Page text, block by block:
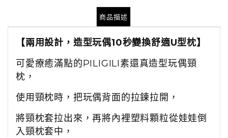
商品描述
【兩用設計，造型玩偶10秒變換舒適U型枕】
可愛療癒滿點的PILIGILI素還真造型玩偶頸
枕，
使用頸枕時， 把玩偶背面的拉鍊拉開，
將頸枕套拉出來，再將內裡塑料顆粒從娃娃倒
入頸枕套中，